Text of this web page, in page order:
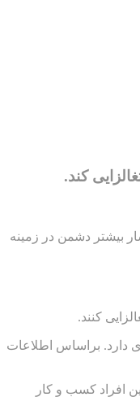
و فشار بیشتر دشمن در زمینه
کنند.
دارد. براساس اطلاعات
افراد کسب و کار